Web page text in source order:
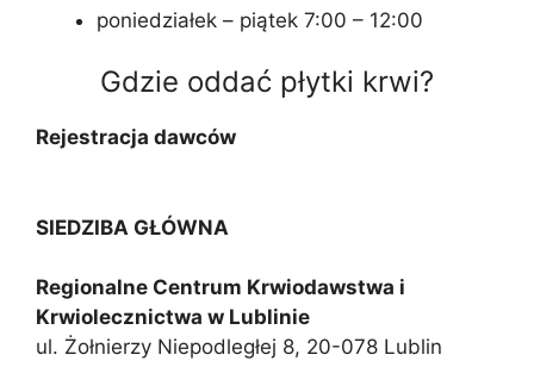
poniedziałek – piątek 7:00 – 12:00
Gdzie oddać płytki krwi?
Rejestracja dawców
SIEDZIBA GŁÓWNA
Regionalne Centrum Krwiodawstwa i
Krwiolecznictwa w Lublinie
ul. Żołnierzy Niepodległej 8, 20-078 Lublin